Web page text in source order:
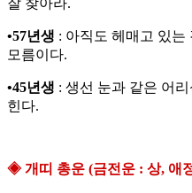
잘 찾아라.
•57년생 : 아직도 헤매고 있는
모름이다.
•45년생 : 생선 눈과 같은 어
힌다.
◈ 개띠 총운 (금전운 : 상, 애